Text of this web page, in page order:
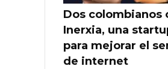
Dos colombianos
Inerxia, una
para mejorar el
de internet